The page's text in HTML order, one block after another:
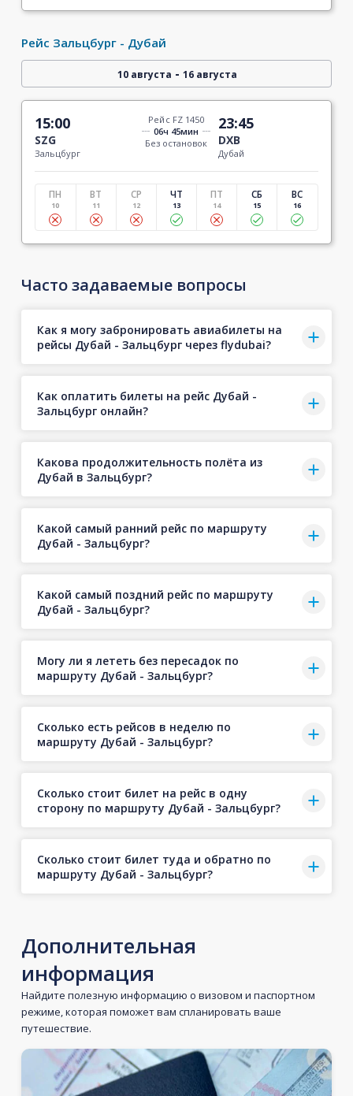
Рейс Зальцбург - Дубай
10 августа - 16 августа
15:00
SZG
Зальцбург
Рейс FZ 1450
06ч 45мин
Без остановок
23:45
DXB
Дубай
ПН
10
ВТ
11
СР
12
ЧТ
13
ПТ
14
СБ
15
ВС
16
Часто задаваемые вопросы
Как я могу забронировать авиабилеты на
рейсы Дубай - Зальцбург через flydubai?
Как оплатить билеты на рейс Дубай -
Зальцбург онлайн?
Какова продолжительность полёта из
Дубай в Зальцбург?
Какой самый ранний рейс по маршруту
Дубай - Зальцбург?
Какой самый поздний рейс по маршруту
Дубай - Зальцбург?
Могу ли я лететь без пересадок по
маршруту Дубай - Зальцбург?
Сколько есть рейсов в неделю по
маршруту Дубай - Зальцбург?
Сколько стоит билет на рейс в одну
сторону по маршруту Дубай - Зальцбург?
Сколько стоит билет туда и обратно по
маршруту Дубай - Зальцбург?
Дополнительная
информация
Найдите полезную информацию о визовом и паспортном
режиме, которая поможет вам спланировать ваше
путешествие.